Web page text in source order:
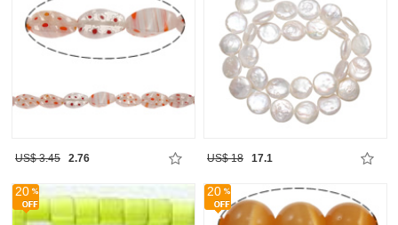
US$ 3.45 2.76 US$ 18 17.1
20 20